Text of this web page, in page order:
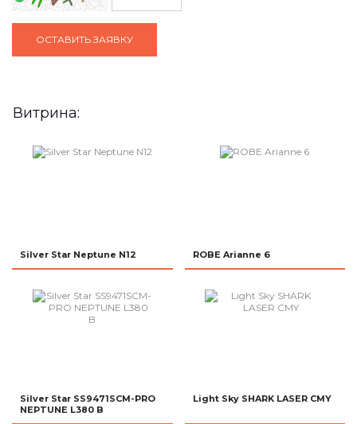
Витрина:
Silver Star Neptune N12 ROBE Arianne 6
Silver Star SS9471SCM-PRO
NEPTUNE L380 B
Light Sky SHARK LASER CMY